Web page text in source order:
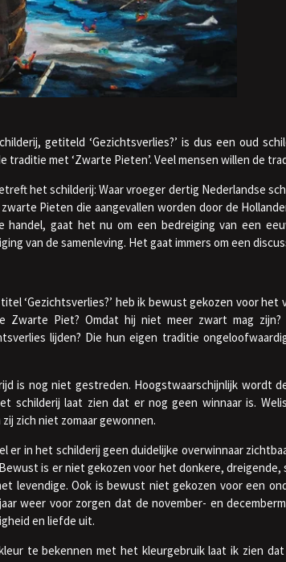
getiteld ‘Gezichtsverlies?’ is dus een oud
traditie met ‘Zwarte Pieten’. Veel mensen willen de
het schilderij: Waar vroeger dertig Nederlandse
Pieten die aangevallen worden door de
handel, gaat het nu om een bedreiging van een
van de samenleving. Het gaat immers om een
‘Gezichtsverlies?’ heb ik bewust gekozen voor
Zwarte Piet? Omdat hij niet meer zwart mag
lijden? Die hun eigen traditie
is nog niet gestreden. Hoogstwaarschijnlijk wordt
schilderij laat zien dat er nog geen winnaar is.
zich niet zomaar gewonnen.
er in het schilderij geen duidelijke overwinnaar
is er niet gekozen voor het donkere,
levendige. Ook is bewust niet gekozen voor een
weer voor zorgen dat de november- en
en liefde uit.
te bekennen met het kleurgebruik laat ik zien